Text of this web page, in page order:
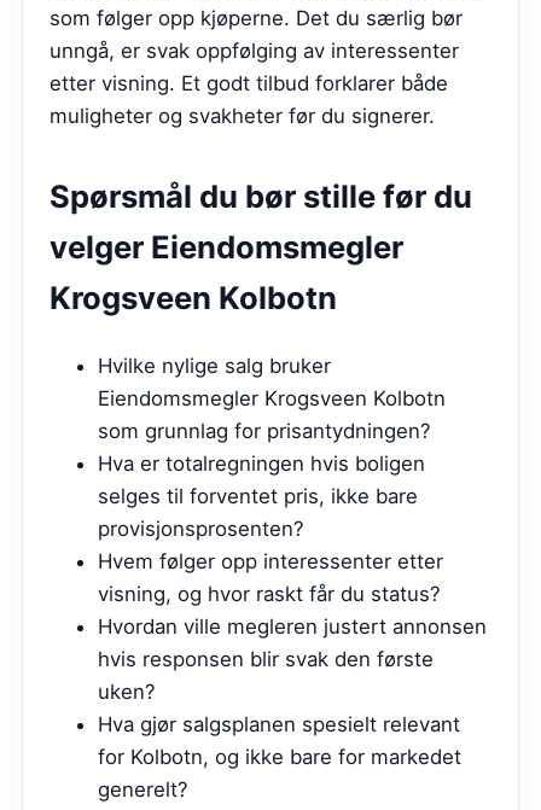
som følger opp kjøperne. Det du særlig bør
unngå, er svak oppfølging av interessenter
etter visning. Et godt tilbud forklarer både
muligheter og svakheter før du signerer.
Spørsmål du bør stille før du
velger Eiendomsmegler
Krogsveen Kolbotn
Hvilke nylige salg bruker
Eiendomsmegler Krogsveen Kolbotn
som grunnlag for prisantydningen?
Hva er totalregningen hvis boligen
selges til forventet pris, ikke bare
provisjonsprosenten?
Hvem følger opp interessenter etter
visning, og hvor raskt får du status?
Hvordan ville megleren justert annonsen
hvis responsen blir svak den første
uken?
Hva gjør salgsplanen spesielt relevant
for Kolbotn, og ikke bare for markedet
generelt?